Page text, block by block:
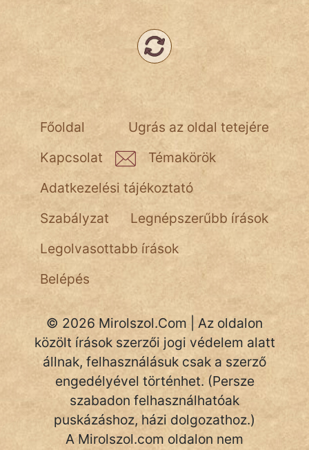
pszichopati
szegény legény
szemfüles
Ugrás az oldal tetejére
Főoldal
Kapcsolat
Témakörök
Adatkezelési tájékoztató
Szabályzat
Legnépszerűbb írások
Legolvasottabb írások
Belépés
© 2026 Mirolszol.Com | Az oldalon
közölt írások szerzői jogi védelem alatt
állnak, felhasználásuk csak a szerző
engedélyével történhet. (Persze
szabadon felhasználhatóak
puskázáshoz, házi dolgozathoz.)
A Mirolszol.com oldalon nem